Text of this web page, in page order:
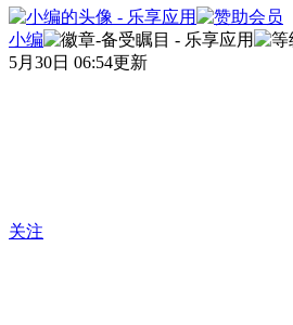
小编
5月30日 06:54更新
关注